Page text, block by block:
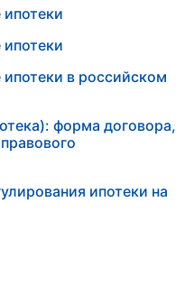
в российском
форма договора,
ипотеки на